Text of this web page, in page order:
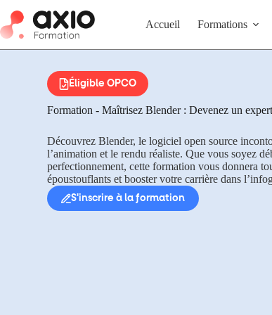
Accueil Formations
Éligible OPCO
Formation - Maîtrisez Blender : Devenez un
Découvrez Blender, le logiciel open source
l’animation et le rendu réaliste. Que vous soyez
perfectionnement, cette formation vous donnera
époustouflants et booster votre carrière dans
S'inscrire à la formation